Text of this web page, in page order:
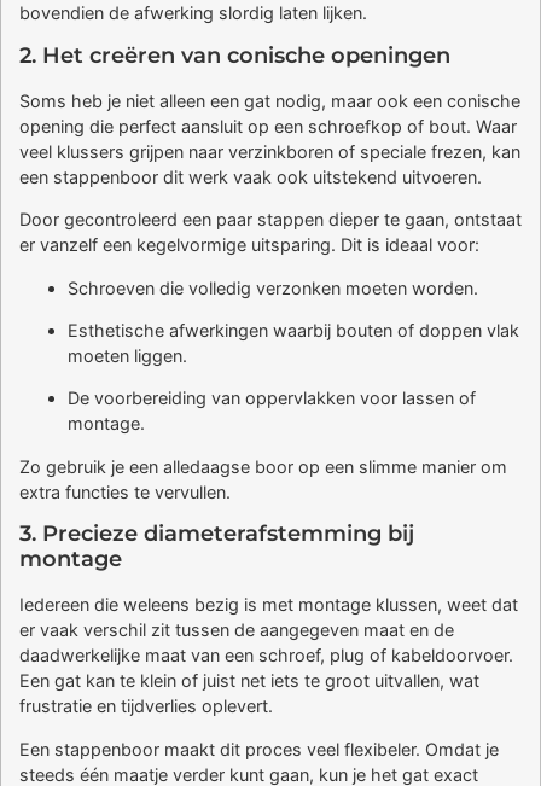
bovendien de afwerking slordig laten lijken.
2. Het creëren van conische openingen
Soms heb je niet alleen een gat nodig, maar ook een conische
opening die perfect aansluit op een schroefkop of bout. Waar
veel klussers grijpen naar verzinkboren of speciale frezen, kan
een stappenboor dit werk vaak ook uitstekend uitvoeren.
Door gecontroleerd een paar stappen dieper te gaan, ontstaat
er vanzelf een kegelvormige uitsparing. Dit is ideaal voor:
Schroeven die volledig verzonken moeten worden.
Esthetische afwerkingen waarbij bouten of doppen vlak
moeten liggen.
De voorbereiding van oppervlakken voor lassen of
montage.
Zo gebruik je een alledaagse boor op een slimme manier om
extra functies te vervullen.
3. Precieze diameterafstemming bij
montage
Iedereen die weleens bezig is met montage klussen, weet dat
er vaak verschil zit tussen de aangegeven maat en de
daadwerkelijke maat van een schroef, plug of kabeldoorvoer.
Een gat kan te klein of juist net iets te groot uitvallen, wat
frustratie en tijdverlies oplevert.
Een stappenboor maakt dit proces veel flexibeler. Omdat je
steeds één maatje verder kunt gaan, kun je het gat exact